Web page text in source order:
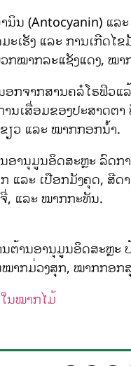
ນິນ (Antocyanin) ແລ
ເຮັງ ແລະ ການເກີດໄ
ວກໝາກລະແຊັງແດງ,
ອກຈາກສານຄລໍໂຣຟິວ
ນເສື່ອມຂອງປະສາດຕ
ຽວ ແລະ ໝາກກອກນ້ຳ.
ອານຸມູນອິດສະຫຼະ ລົດກ
ແລະ ເປືອກມັງຄຸດ, ສີດ
, ແລະ ໝາກກະທັນ.
ຕ້ານອານຸມູນອິດສະຫຼະ
າກມ່ວງສຸກ, ໝາກກອ
ນໝາກໄມ້